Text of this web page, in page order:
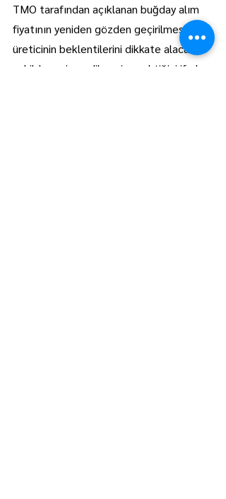
TMO tarafından açıklanan buğday alım
fiyatının yeniden gözden geçirilmesi ve
üreticinin beklentilerini dikkate alacak
şekilde revize edilmesi gerektiğini ifade